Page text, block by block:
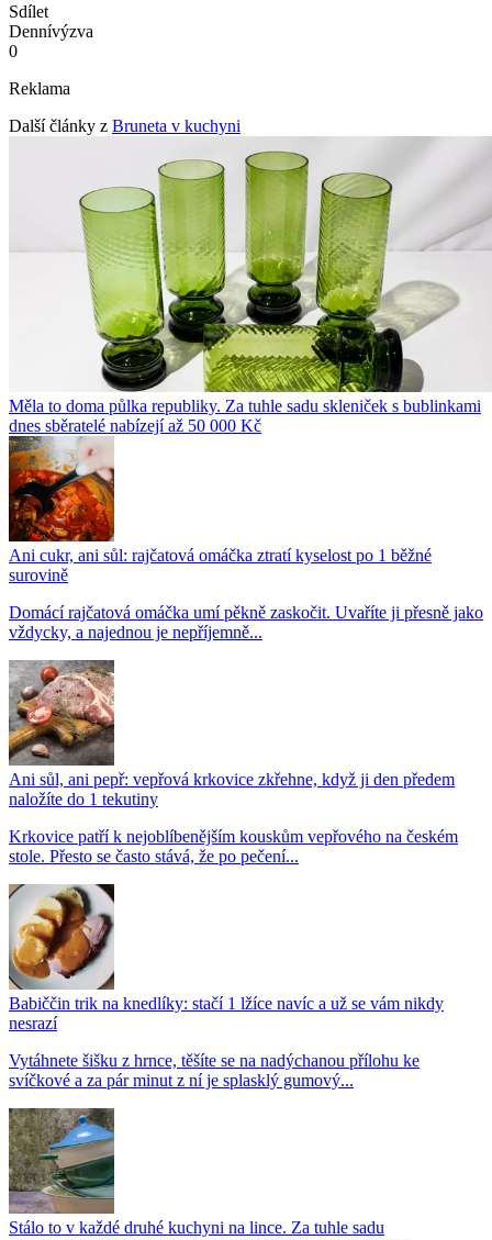
Sdílet
Dennívýzva
0
Reklama
Další články z Bruneta v kuchyni
Měla to doma půlka republiky. Za tuhle sadu skleniček s bublinkami
dnes sběratelé nabízejí až 50 000 Kč
Ani cukr, ani sůl: rajčatová omáčka ztratí kyselost po 1 běžné
surovině
Domácí rajčatová omáčka umí pěkně zaskočit. Uvaříte ji přesně jako
vždycky, a najednou je nepříjemně...
Ani sůl, ani pepř: vepřová krkovice zkřehne, když ji den předem
naložíte do 1 tekutiny
Krkovice patří k nejoblíbenějším kouskům vepřového na českém
stole. Přesto se často stává, že po pečení...
Babiččin trik na knedlíky: stačí 1 lžíce navíc a už se vám nikdy
nesrazí
Vytáhnete šišku z hrnce, těšíte se na nadýchanou přílohu ke
svíčkové a za pár minut z ní je splasklý gumový...
Stálo to v každé druhé kuchyni na lince. Za tuhle sadu